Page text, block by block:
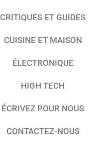
CRITIQUES ET GUIDES
CUISINE ET MAISON
ÉLECTRONIQUE
HIGH TECH
ÉCRIVEZ POUR NOUS
CONTACTEZ-NOUS